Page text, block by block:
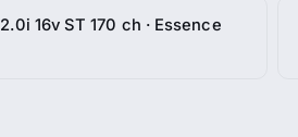
2.0i 16v ST 170 ch · Essence